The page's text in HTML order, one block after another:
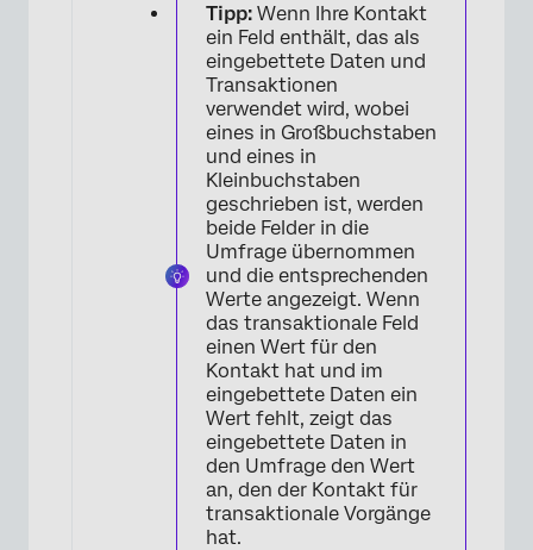
×
Tipp: Wenn Ihre Kontakt
ein Feld enthält, das als
eingebettete Daten und
Transaktionen
verwendet wird, wobei
eines in Großbuchstaben
und eines in
Kleinbuchstaben
geschrieben ist, werden
beide Felder in die
Umfrage übernommen
und die entsprechenden
Werte angezeigt. Wenn
das transaktionale Feld
einen Wert für den
Kontakt hat und im
eingebettete Daten ein
Wert fehlt, zeigt das
eingebettete Daten in
den Umfrage den Wert
an, den der Kontakt für
transaktionale Vorgänge
hat.